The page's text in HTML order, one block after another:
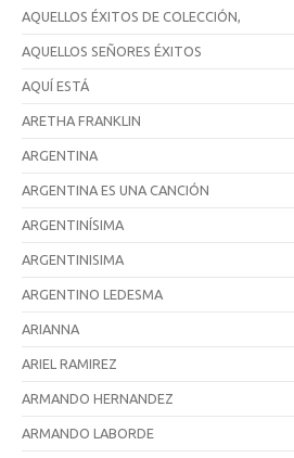
AQUELLOS ÉXITOS DE COLECCIÓN,
AQUELLOS SEÑORES ÉXITOS
AQUÍ ESTÁ
ARETHA FRANKLIN
ARGENTINA
ARGENTINA ES UNA CANCIÓN
ARGENTINÍSIMA
ARGENTINISIMA
ARGENTINO LEDESMA
ARIANNA
ARIEL RAMIREZ
ARMANDO HERNANDEZ
ARMANDO LABORDE